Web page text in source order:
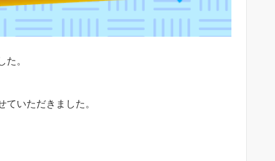
。
いただきました。